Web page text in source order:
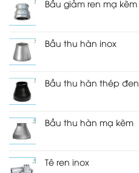
Bầu giảm ren mạ kẽm
Bầu thu hàn inox
Bầu thu hàn thép đen
Bầu thu hàn mạ kẽm
Tê ren inox